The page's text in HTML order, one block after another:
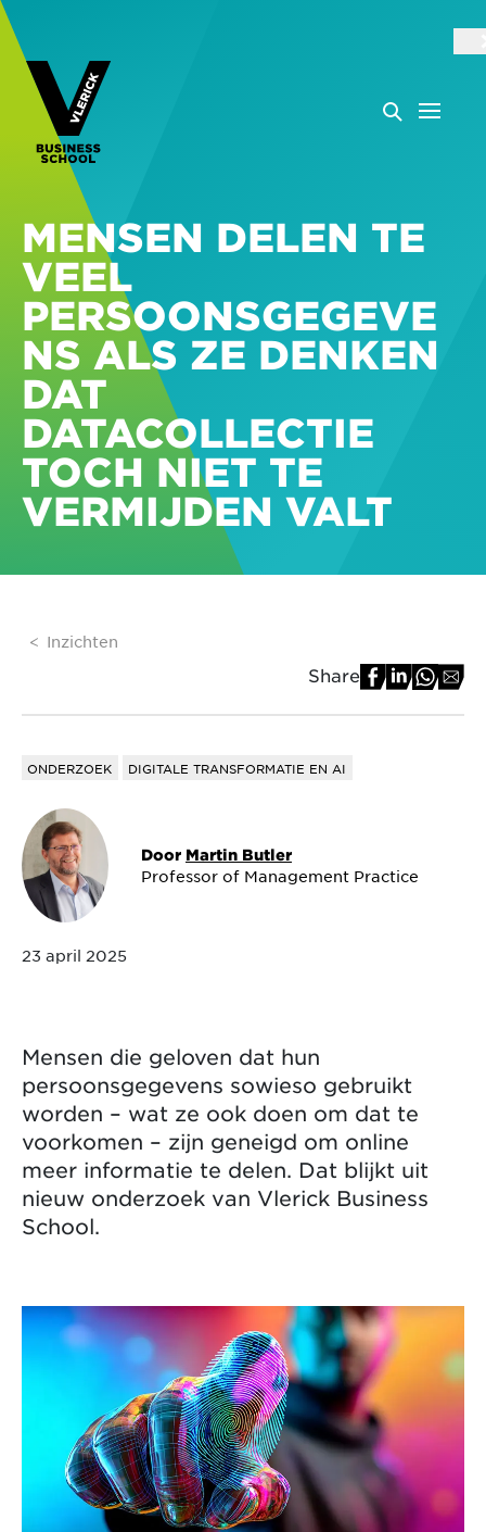
MENSEN DELEN TE
VEEL
PERSOONSGEGEVE
NS ALS ZE DENKEN
DAT
DATACOLLECTIE
TOCH NIET TE
VERMIJDEN VALT
Inzichten
Share
ONDERZOEK DIGITALE TRANSFORMATIE EN AI
Door Martin Butler
Professor of Management Practice
23 april 2025
Mensen die geloven dat hun
persoonsgegevens sowieso gebruikt
worden – wat ze ook doen om dat te
voorkomen – zijn geneigd om online
meer informatie te delen. Dat blijkt uit
nieuw onderzoek van Vlerick Business
School.